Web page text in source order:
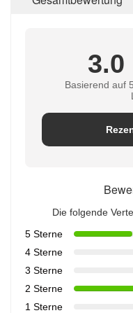
3.0
Basierend auf
Die folgende
5 Sterne
4 Sterne
3 Sterne
2 Sterne
1 Sterne